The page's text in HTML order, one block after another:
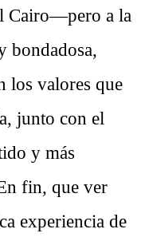
Cairo—pero a la
bondadosa,
los valores que
junto con el
y más
fin, que ver
experiencia de